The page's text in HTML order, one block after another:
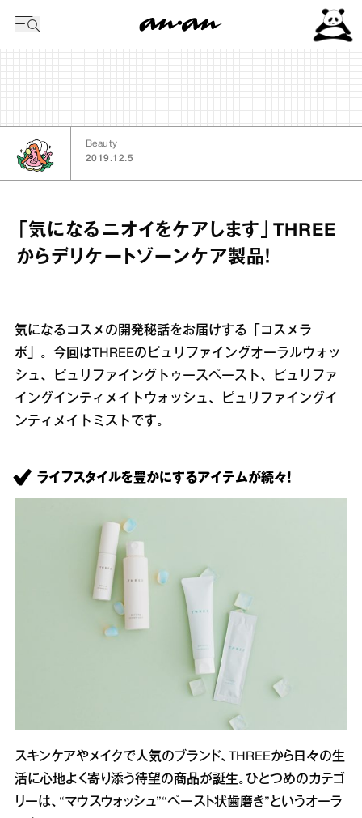
Beauty
2019.12.5
「気になるニオイをケアします」THREE
からデリケートゾーンケア製品！
気になるコスメの開発秘話をお届けする「コスメラ
ボ」。今回はTHREEのピュリファイングオーラルウォッ
シュ、ピュリファイングトゥースペースト、ピュリファ
イングインティメイトウォッシュ、ピュリファイングイ
ンティメイトミストです。
ライフスタイルを豊かにするアイテムが続々！
スキンケアやメイクで人気のブランド、THREEから日々の生
活に心地よく寄り添う待望の商品が誕生。ひとつめのカテゴ
リーは、“マウスウォッシュ”“ペースト状歯磨き”というオーラ